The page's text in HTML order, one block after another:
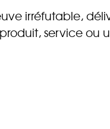
irréfutable,
service ou